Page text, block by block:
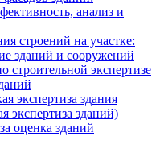
анализ и
строений на участке:
зданий и сооружений
строительной экспертизе
экспертиза здания
экспертиза зданий)
оценка зданий